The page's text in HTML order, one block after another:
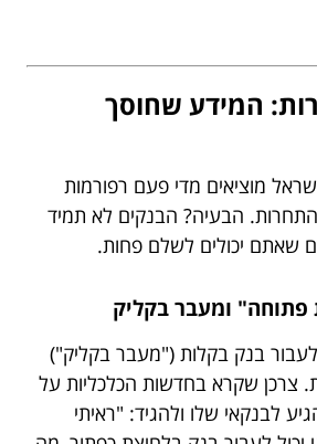
המידע שחוסך
מוציאים מדי פעם רפורמות
הבעיה? הבנקים לא תמיד
שאתם יכולים לשלם פחות.
פתוחה" ומעבר בקליק
לעבור בנק בקלות ("מעבר בקליק")
צרכן שקרא בחדשות הכלכליות על
לבנקאי שלו ולהגיד: "ראיתי